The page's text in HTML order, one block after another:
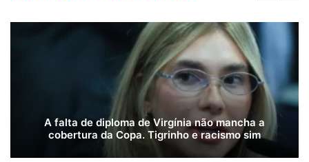
A falta de diploma de Virgínia não mancha a
cobertura da Copa. Tigrinho e racismo sim